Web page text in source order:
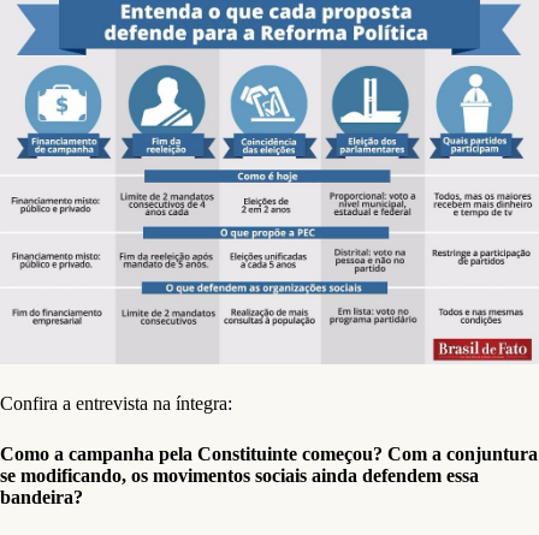
Confira a entrevista na íntegra:
Como a campanha pela Constituinte começou? Com a conjuntura
se modificando, os movimentos sociais ainda defendem essa
bandeira?